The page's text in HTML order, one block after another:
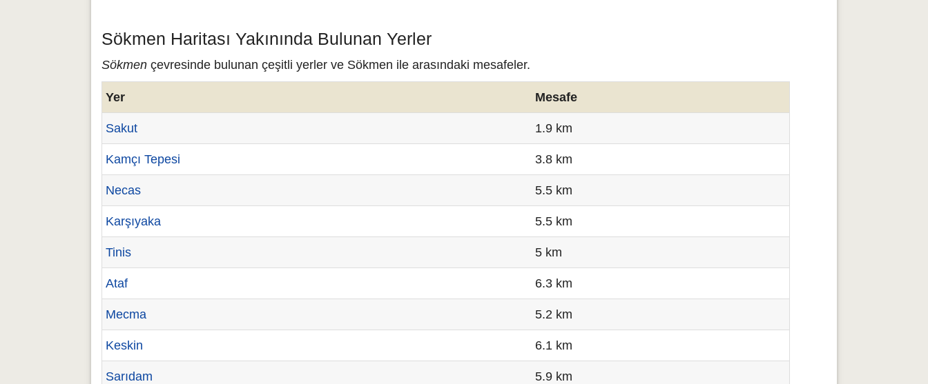
Sökmen Haritası Yakınında Bulunan Yerler
Sökmen çevresinde bulunan çeşitli yerler ve Sökmen ile arasındaki mesafeler.
Yer Mesafe
Sakut 1.9 km
Kamçı Tepesi 3.8 km
Necas 5.5 km
Karşıyaka 5.5 km
Tinis 5 km
Ataf 6.3 km
Mecma 5.2 km
Keskin 6.1 km
Sarıdam 5.9 km